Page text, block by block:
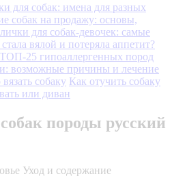
для собак: имена для разных
собак на продажу: основы,
для собак-девочек: самые
вялой и потеряла аппетит?
ТОП-25 гипоаллергенных пород
возможные причины и лечение
собаку Как отучить собаку
или диван
породы русский
Уход и содержание